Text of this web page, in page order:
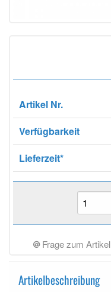
Artikel Nr.
Verfügbarkeit
Lieferzeit*
Frage zum Artikel
Artikelbeschreibung